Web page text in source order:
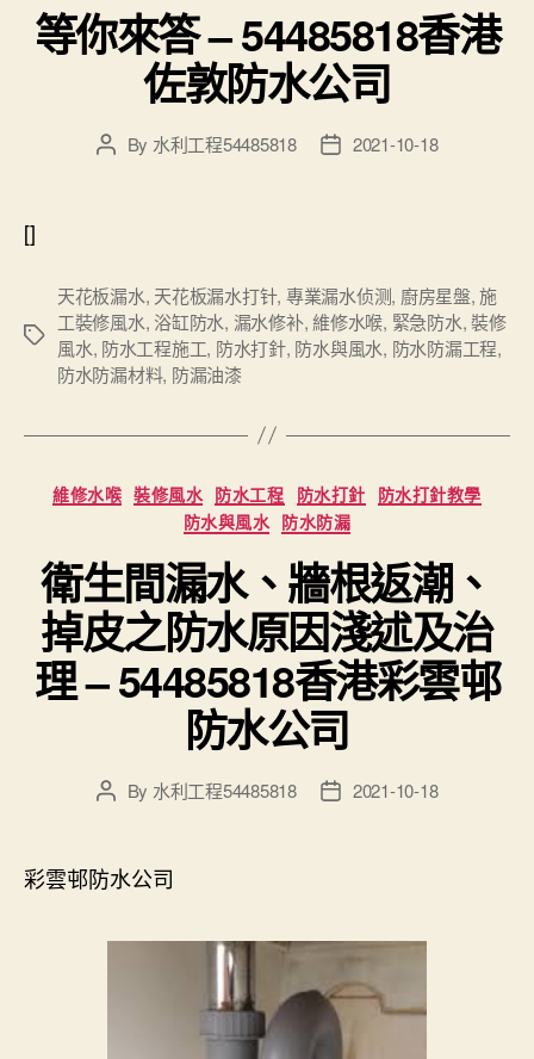
等你來答 – 54485818香港
佐敦防水公司
PostBy 水利工程54485818
Post2021-10-18
[]
Tags
天花板漏水, 天花板漏水打针, 專業漏水侦测, 廚房星盤,施
工裝修風水, 浴缸防水, 漏水修补,維修水喉, 緊急防水,裝修
風水, 防水工程施工, 防水打針, 防水與風水, 防水防漏工程,
防水防漏材料, 防漏油漆
Categories
維修水喉 裝修風水 防水工程 防水打針 防水打針教學
防水與風水 防水防漏
衛生間漏水、牆根返潮、
掉皮之防水原因淺述及治
理 – 54485818香港彩雲邨
防水公司
PostBy 水利工程54485818
Post2021-10-18
彩雲邨防水公司